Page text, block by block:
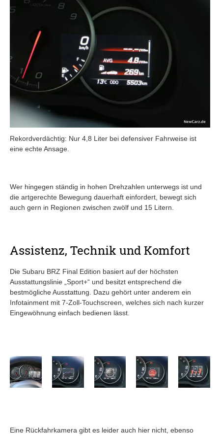
Rekordverdächtig: Nur 4,8 Liter bei defensiver Fahrweise ist
eine echte Ansage.
Wer hingegen ständig in hohen Drehzahlen unterwegs ist und
die artgerechte Bewegung dauerhaft einfordert, bewegt sich
auch gern in Regionen zwischen zwölf und 15 Litern.
Assistenz, Technik und Komfort
Die Subaru BRZ Final Edition basiert auf der höchsten
Ausstattungslinie „Sport+“ und besitzt entsprechend die
bestmögliche Ausstattung. Dazu gehört unter anderem ein
Infotainment mit 7-Zoll-Touchscreen, welches sich nach kurzer
Eingewöhnung einfach bedienen lässt.
Eine Rückfahrkamera gibt es leider auch hier nicht, ebenso